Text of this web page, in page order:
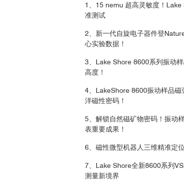
1、15 nemu 超高灵敏度！
准测试
2、新一代自旋电子器件登
心实验数据！
3、Lake Shore 8600系列振动
高度！
4、LakeShore 8600振动样品
洋磁性密码！
5、解锁自然磁矿物密码！振动
表重要成果！
6、磁性微型机器人三维精准定
7、Lake Shore全新8600系列
测量新境界